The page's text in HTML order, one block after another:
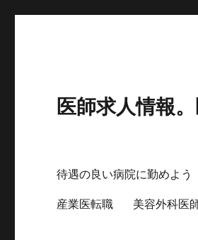
医師求人情報
待遇の良い病院に勤めよう
産業医転職 美容外科医